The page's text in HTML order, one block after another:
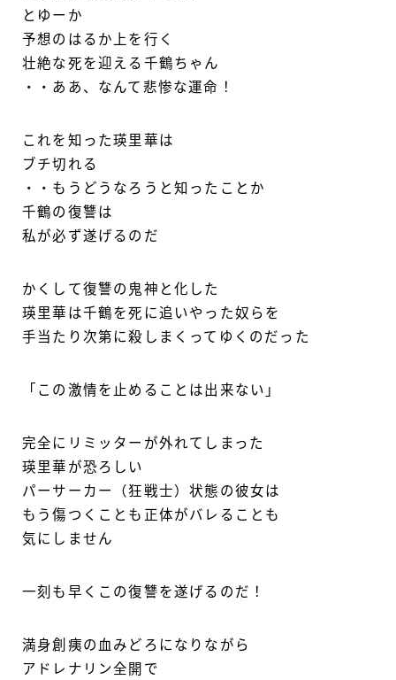
とゆーか
予想のはるか上を行く
壮絶な死を迎える千鶴ちゃん
・・ああ、なんて悲惨な運命！
これを知った瑛里華は
ブチ切れる
・・もうどうなろうと知ったことか
千鶴の復讐は
私が必ず遂げるのだ
かくして復讐の鬼神と化した
瑛里華は千鶴を死に追いやった奴らを
手当たり次第に殺しまくってゆくのだった
「この激情を止めることは出来ない」
完全にリミッターが外れてしまった
瑛里華が恐ろしい
パーサーカー（狂戦士）状態の彼女は
もう傷つくことも正体がバレることも
気にしません
一刻も早くこの復讐を遂げるのだ！
満身創痍の血みどろになりながら
アドレナリン全開で